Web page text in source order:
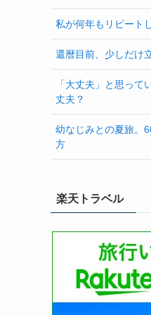
私が何年もリピート
還暦目前、少しだけ
「大丈夫」と思って
丈夫？
幼なじみとの夏旅。
方
楽天トラベル